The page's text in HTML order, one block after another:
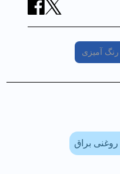
رنگ آمیزی
براق